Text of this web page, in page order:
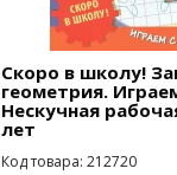
Скоро в школу!
геометрия.
Нескучная
лет
Код товара: 212720